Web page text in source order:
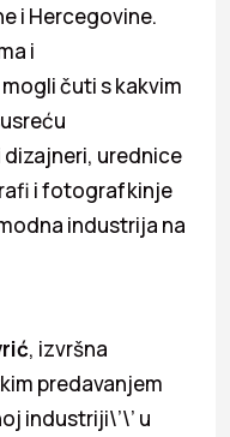
i Hercegovine.
i
čuti s kakvim
urednice
i fotografkinje
industrija na
, izvršna
predavanjem
industriji\’\’ u